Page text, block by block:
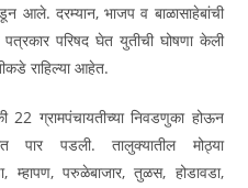
दरम्यान, भाजप व बाळासाहेबांची
पत्रकार परिषद घेत युतीची घोषणा केली
राहिल्या आहेत.
ग्रामपंचायतीच्या निवडणुका होऊन
पार पडली. तालुक्यातील मोठ्या
म्हापण, परुळेबाजार, तुळस, होडावडा,